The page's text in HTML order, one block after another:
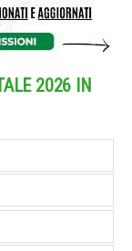
2026 IN